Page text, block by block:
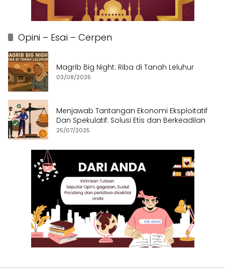
Opini – Esai – Cerpen
Magrib Big Night: Riba di Tanah Leluhur
03/08/2025
Menjawab Tantangan Ekonomi Eksploitatif
Dan Spekulatif: Solusi Etis dan Berkeadilan
25/07/2025